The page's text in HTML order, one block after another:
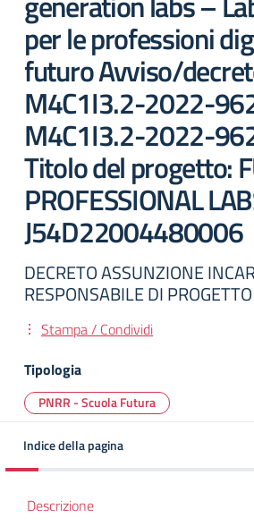
per le professioni
futuro Avviso/
M4C1I3.2-2022-
M4C1I3.2-2022-
Titolo del progetto:
PROFESSIONAL
J54D22004480006
DECRETO ASSUNZIONE
RESPONSABILE DI
Stampa / Condividi
Tipologia
PNRR - Scuola Futura
Indice della pagina
Descrizione